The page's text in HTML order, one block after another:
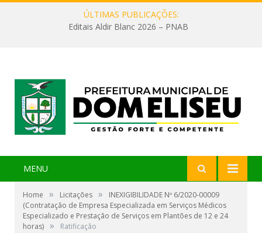
ÚLTIMAS PUBLICAÇÕES:
Editais Aldir Blanc 2026 – PNAB
MENU
Home » Licitações »
INEXIGIBILIDADE Nº 6/2020-00009
(Contratação de Empresa Especializada em Serviços Médicos
Especializado e Prestação de Serviços em Plantões de 12 e 24
horas) » Ratificação